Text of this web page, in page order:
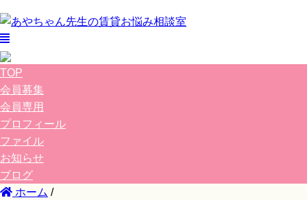
TOP
会員募集
会員専用
プロフィール
ファイル
お知らせ
ブログ
ホーム /